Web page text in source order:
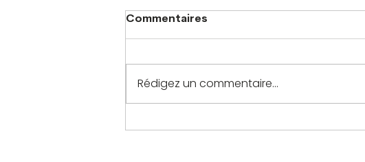
Commentaires
Rédigez un commentaire...